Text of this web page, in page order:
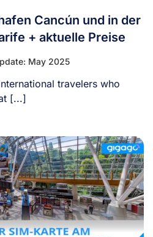
Cancún und in der
+ aktuelle Preise
May 2025
travelers who
[...]